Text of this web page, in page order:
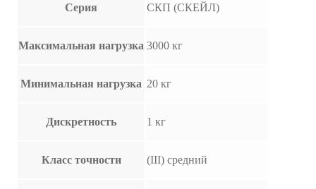
Серия СКП (СКЕЙЛ)
Максимальная нагрузка 3000 кг
Минимальная нагрузка 20 кг
Дискретность 1 кг
Класс точности (III) средний